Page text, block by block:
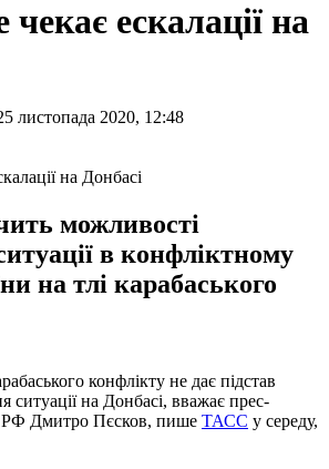
ескалації на
листопада 2020, 12:48
можливості
в конфліктному
на тлі карабаського
конфлікту не дає підстав
ситуації на Донбасі, вважає прес-
РФ Дмитро Пєсков, пише ТАСС у середу,